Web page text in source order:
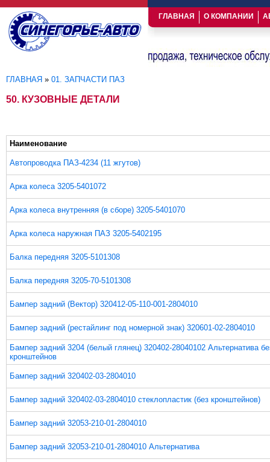
ГЛАВНАЯ О КОМПАНИИ
ГЛАВНАЯ » 01. ЗАПЧАСТИ ПАЗ
50. КУЗОВНЫЕ ДЕТАЛИ
Наименование
Автопроводка ПАЗ-4234 (11 жгутов)
Арка колеса 3205-5401072
Арка колеса внутренняя (в сборе) 3205-5401070
Арка колеса наружная ПАЗ 3205-5402195
Балка передняя 3205-5101308
Балка передняя 3205-70-5101308
Бампер задний (Вектор) 320412-05-110-001-2804010
Бампер задний (рестайлинг под номерной знак) 320601-02-2804010
Бампер задний 3204 (белый глянец) 320402-28040102 Альтернатива
кронштейнов
Бампер задний 320402-03-2804010
Бампер задний 320402-03-2804010 стеклопластик (без кронштейнов)
Бампер задний 32053-210-01-2804010
Бампер задний 32053-210-01-2804010 Альтернатива